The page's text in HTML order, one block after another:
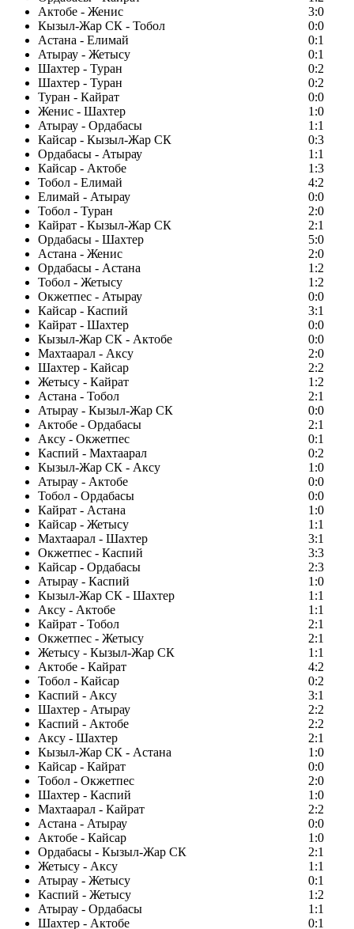
Актобе - Женис
3:0
Кызыл-Жар СК - Тобол
0:0
Астана - Елимай
0:1
Атырау - Жетысу
0:1
Шахтер - Туран
0:2
Шахтер - Туран
0:2
Туран - Кайрат
0:0
Женис - Шахтер
1:0
Атырау - Ордабасы
1:1
Кайсар - Кызыл-Жар СК
0:3
Ордабасы - Атырау
1:1
Кайсар - Актобе
1:3
Тобол - Елимай
4:2
Елимай - Атырау
0:0
Тобол - Туран
2:0
Кайрат - Кызыл-Жар СК
2:1
Ордабасы - Шахтер
5:0
Астана - Женис
2:0
Ордабасы - Астана
1:2
Тобол - Жетысу
1:2
Окжетпес - Атырау
0:0
Кайсар - Каспий
3:1
Кайрат - Шахтер
0:0
Кызыл-Жар СК - Актобе
0:0
Махтаарал - Аксу
2:0
Шахтер - Кайсар
2:2
Жетысу - Кайрат
1:2
Астана - Тобол
2:1
Атырау - Кызыл-Жар СК
0:0
Актобе - Ордабасы
2:1
Аксу - Окжетпес
0:1
Каспий - Махтаарал
0:2
Кызыл-Жар СК - Аксу
1:0
Атырау - Актобе
0:0
Тобол - Ордабасы
0:0
Кайрат - Астана
1:0
Кайсар - Жетысу
1:1
Махтаарал - Шахтер
3:1
Окжетпес - Каспий
3:3
Кайсар - Ордабасы
2:3
Атырау - Каспий
1:0
Кызыл-Жар СК - Шахтер
1:1
Аксу - Актобе
1:1
Кайрат - Тобол
2:1
Окжетпес - Жетысу
2:1
Жетысу - Кызыл-Жар СК
1:1
Актобе - Кайрат
4:2
Тобол - Кайсар
0:2
Каспий - Аксу
3:1
Шахтер - Атырау
2:2
Каспий - Актобе
2:2
Аксу - Шахтер
2:1
Кызыл-Жар СК - Астана
1:0
Кайсар - Кайрат
0:0
Тобол - Окжетпес
2:0
Шахтер - Каспий
1:0
Махтаарал - Кайрат
2:2
Астана - Атырау
0:0
Актобе - Кайсар
1:0
Ордабасы - Кызыл-Жар СК
2:1
Жетысу - Аксу
1:1
Атырау - Жетысу
0:1
Каспий - Жетысу
1:2
Атырау - Ордабасы
1:1
Шахтер - Актобе
0:1